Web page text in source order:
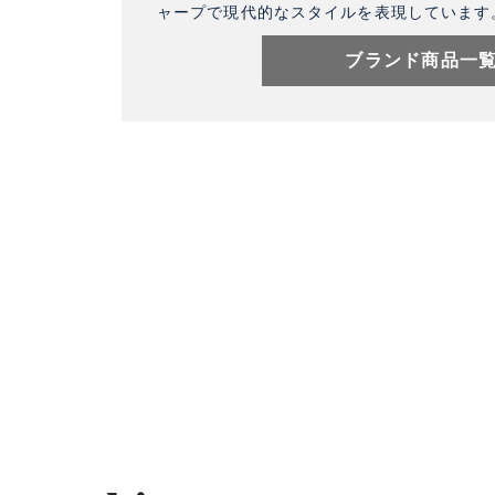
ャープで現代的なスタイルを表現しています
ブランド商品一